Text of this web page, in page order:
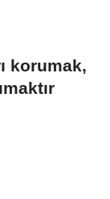
korumak,